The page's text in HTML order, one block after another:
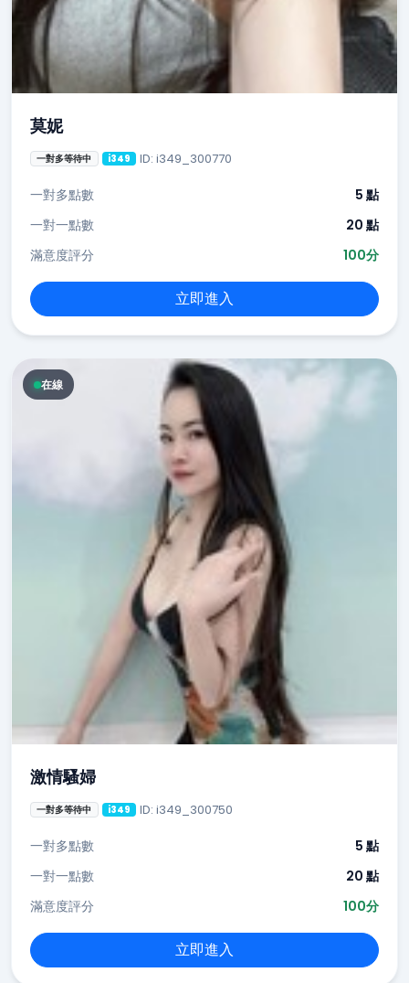
莫妮
一對多等待中 i349 ID: i349_300770
一對多點數
5 點
一對一點數
20 點
滿意度評分
100分
立即進入
在線
激情騷婦
一對多等待中 i349 ID: i349_300750
一對多點數
5 點
一對一點數
20 點
滿意度評分
100分
立即進入